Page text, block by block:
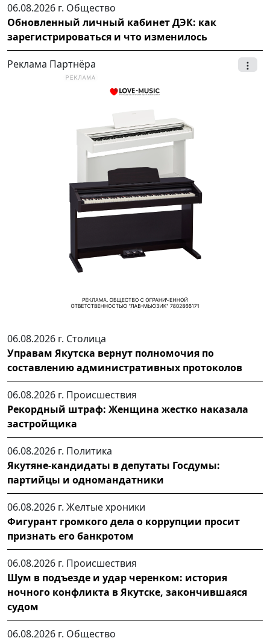
06.08.2026 г. Общество
Обновленный личный кабинет ДЭК: как
зарегистрироваться и что изменилось
Реклама Партнёра
06.08.2026 г. Столица
Управам Якутска вернут полномочия по
составлению административных протоколов
06.08.2026 г. Происшествия
Рекордный штраф: Женщина жестко наказала
застройщика
06.08.2026 г. Политика
Якутяне-кандидаты в депутаты Госдумы:
партийцы и одномандатники
06.08.2026 г. Желтые хроники
Фигурант громкого дела о коррупции просит
признать его банкротом
06.08.2026 г. Происшествия
Шум в подъезде и удар черенком: история
ночного конфликта в Якутске, закончившаяся
судом
06.08.2026 г. Общество